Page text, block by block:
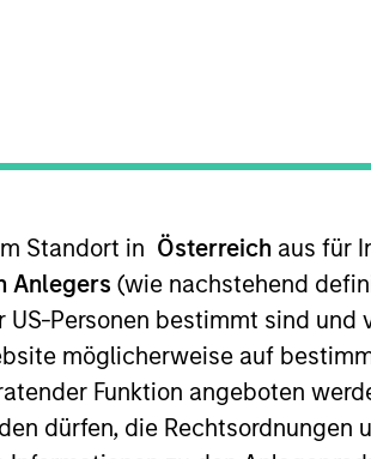
Standort in Österreich aus für
Anlegers (wie nachstehend
Personen bestimmt sind
möglicherweise auf
Funktion angeboten
dürfen, die
He joined Morgan Stanley Saudi
Banking Department, where
moved to the Investment
first in class with a Bachelor
Arabia.